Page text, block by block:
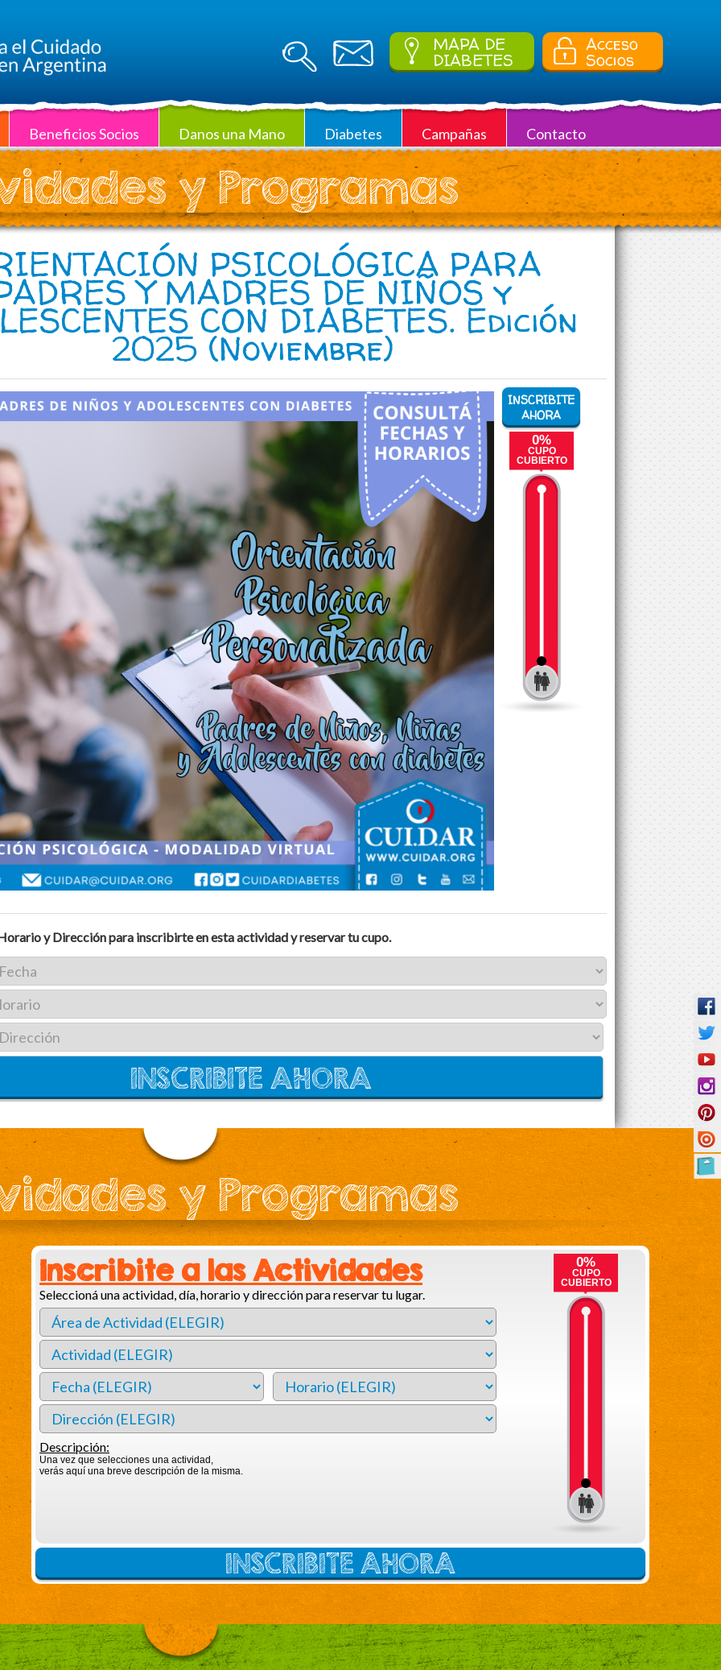
Acceso
Socios
MAPA DE
DIABETES
Beneficios Socios Danos una Mano Diabetes Campañas Contacto
y Programas
PSICOLÓGICA PARA
Y MADRES DE NIÑOS y
CON DIABETES. Edición
2025 (Noviembre)
INSCRIBITE
AHORA
0%
CUPO
CUBIERTO
y Dirección para inscribirte en esta actividad y reservar tu cupo.
y Programas
Inscribite a las Actividades
Seleccioná una actividad, día, horario y dirección para reservar tu lugar.
Descripción:
Una vez que selecciones una actividad,
verás aquí una breve descripción de la misma.
0%
CUPO
CUBIERTO
INSCRIBITE AHORA